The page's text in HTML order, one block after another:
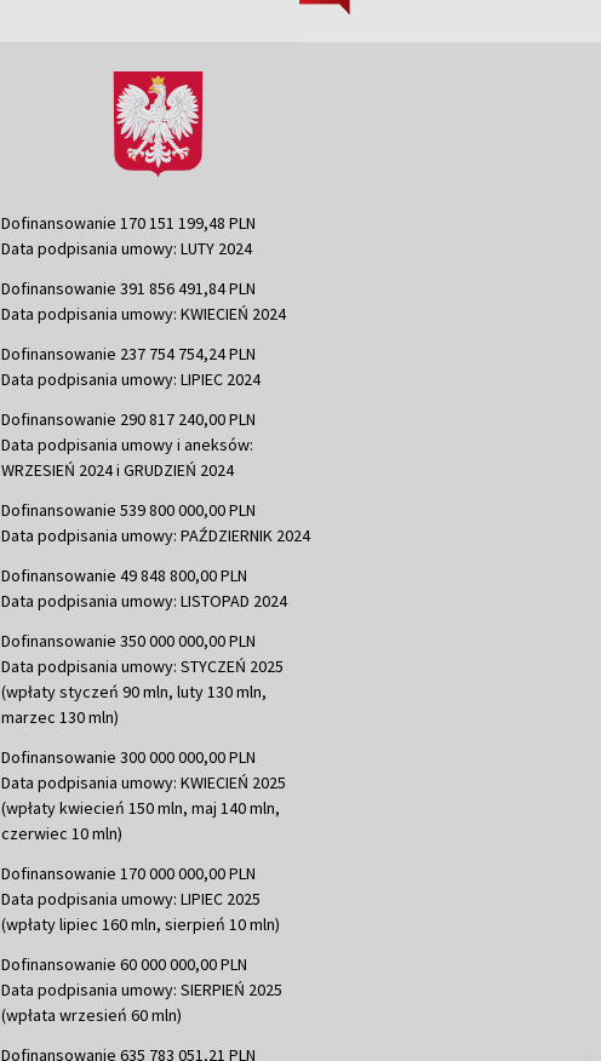
Dofinansowanie 170 151 199,48 PLN
Data podpisania umowy: LUTY 2024
Dofinansowanie 391 856 491,84 PLN
Data podpisania umowy: KWIECIEŃ 2024
Dofinansowanie 237 754 754,24 PLN
Data podpisania umowy: LIPIEC 2024
Dofinansowanie 290 817 240,00 PLN
Data podpisania umowy i aneksów:
WRZESIEŃ 2024 i GRUDZIEŃ 2024
Dofinansowanie 539 800 000,00 PLN
Data podpisania umowy: PAŹDZIERNIK 2024
Dofinansowanie 49 848 800,00 PLN
Data podpisania umowy: LISTOPAD 2024
Dofinansowanie 350 000 000,00 PLN
Data podpisania umowy: STYCZEŃ 2025
(wpłaty styczeń 90 mln, luty 130 mln,
marzec 130 mln)
Dofinansowanie 300 000 000,00 PLN
Data podpisania umowy: KWIECIEŃ 2025
(wpłaty kwiecień 150 mln, maj 140 mln,
czerwiec 10 mln)
Dofinansowanie 170 000 000,00 PLN
Data podpisania umowy: LIPIEC 2025
(wpłaty lipiec 160 mln, sierpień 10 mln)
Dofinansowanie 60 000 000,00 PLN
Data podpisania umowy: SIERPIEŃ 2025
(wpłata wrzesień 60 mln)
Dofinansowanie 635 783 051,21 PLN